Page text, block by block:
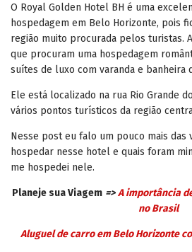
r
o
n
w
i
t
t
e
r
)
r
o
n
e
b
o
o
O Royal Golden Hotel BH é uma
hospedagem em Belo Horizonte, pois
região muito procurada pelos turistas.
que procuram uma hospedagem
suítes de luxo com varanda e banheira
Ele está localizado na rua Rio Grande
vários pontos turísticos da região
Nesse post eu falo um pouco mais das
hospedar nesse hotel e quais foram
me hospedei nele.
Planeje sua Viagem => A importância
no Brasil
Aluguel de carro em Belo Horizonte